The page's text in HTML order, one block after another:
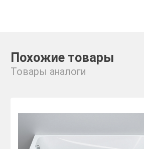
Похожие товары
Товары аналоги